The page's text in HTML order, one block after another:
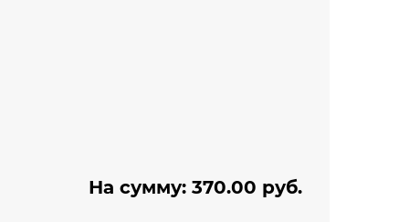
На сумму: 370.00 руб.